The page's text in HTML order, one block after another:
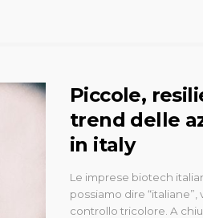
Piccole,
trend delle
in italy
Le imprese biotech
possiamo dire
controllo tricolore. A